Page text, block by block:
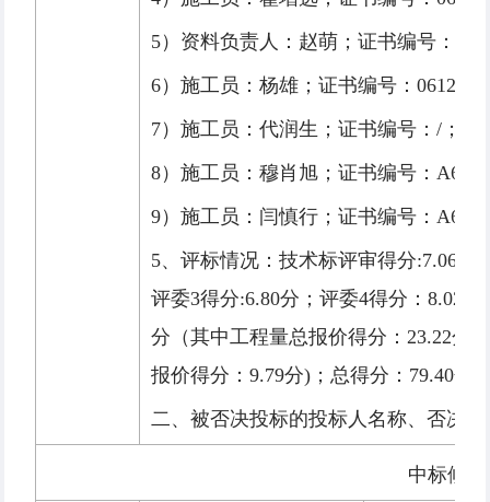
5）资料负责人：赵萌；证书编号：
6）施工员：杨雄；证书编号：
7）施工员：代润生；证书编号：/；
8）施工员：穆肖旭；证书编号：
9）施工员：闫慎行；证书编号：
5、评标情况：技术标评审得分:7.06分
评委3得分:6.80分；评委4得分：8.02
分（其中工程量总报价得分：23.22分
报价得分：9.79分)；总得分：79.40分
二、被否决投标的投标人名称、否决
中标候选